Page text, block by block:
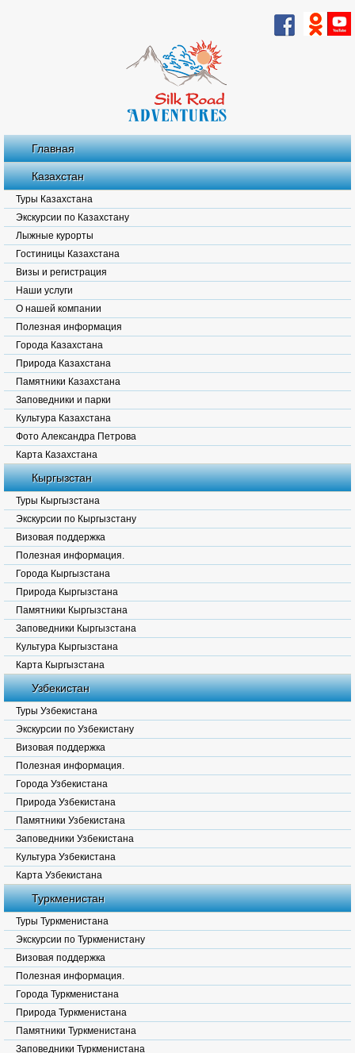
Главная
Казахстан
Туры Казахстана
Экскурсии по Казахстану
Лыжные курорты
Гостиницы Казахстана
Визы и регистрация
Наши услуги
О нашей компании
Полезная информация
Города Казахстана
Природа Казахстана
Памятники Казахстана
Заповедники и парки
Культура Казахстана
Фото Александра Петрова
Карта Казахстана
Кыргызстан
Туры Кыргызстана
Экскурсии по Кыргызстану
Визовая поддержка
Полезная информация.
Города Кыргызстана
Природа Кыргызстана
Памятники Кыргызстана
Заповедники Кыргызстана
Культура Кыргызстана
Карта Кыргызстана
Узбекистан
Туры Узбекистана
Экскурсии по Узбекистану
Визовая поддержка
Полезная информация.
Города Узбекистана
Природа Узбекистана
Памятники Узбекистана
Заповедники Узбекистана
Культура Узбекистана
Карта Узбекистана
Туркменистан
Туры Туркменистана
Экскурсии по Туркменистану
Визовая поддержка
Полезная информация.
Города Туркменистана
Природа Туркменистана
Памятники Туркменистана
Заповедники Туркменистана